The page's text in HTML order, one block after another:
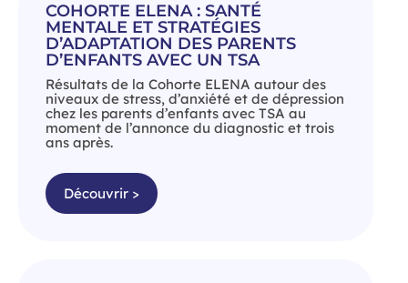
COHORTE ELENA : SANTÉ
MENTALE ET STRATÉGIES
D’ADAPTATION DES PARENTS
D’ENFANTS AVEC UN TSA
Résultats de la Cohorte ELENA autour des
niveaux de stress, d’anxiété et de dépression
chez les parents d’enfants avec TSA au
moment de l’annonce du diagnostic et trois
ans après.
Découvrir >